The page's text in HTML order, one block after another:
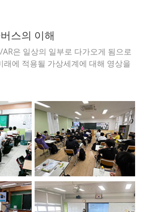
스의 이해
AR은 일상의 일부로 다가오게 됨으로
래에 적용될 가상세계에 대해 영상을